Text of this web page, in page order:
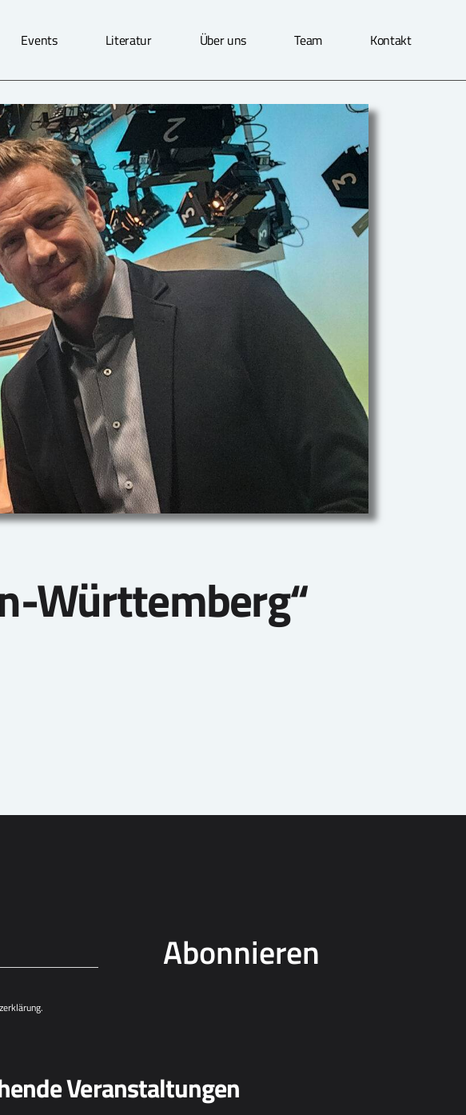
Events Literatur Über uns Team Kontakt
Württemberg“
Abonnieren
.
Veranstaltungen